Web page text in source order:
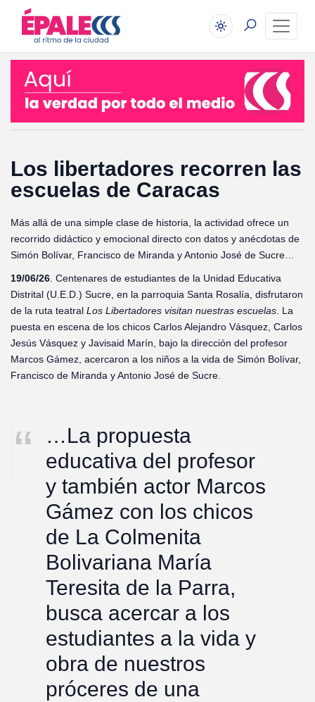
Los libertadores recorren las
escuelas de Caracas
Más allá de una simple clase de historia, la actividad ofrece un
recorrido didáctico y emocional directo con datos y anécdotas de
Simón Bolívar, Francisco de Miranda y Antonio José de Sucre…
19/06/26 . Centenares de estudiantes de la Unidad Educativa
Distrital (U.E.D.) Sucre, en la parroquia Santa Rosalía, disfrutaron
de la ruta teatral Los Libertadores visitan nuestras escuelas . La
puesta en escena de los chicos Carlos Alejandro Vásquez, Carlos
Jesús Vásquez y Javisaid Marín, bajo la dirección del profesor
Marcos Gámez, acercaron a los niños a la vida de Simón Bolívar,
Francisco de Miranda y Antonio José de Sucre.
…La propuesta
educativa del profesor
y también actor Marcos
Gámez con los chicos
de La Colmenita
Bolivariana María
Teresita de la Parra,
busca acercar a los
estudiantes a la vida y
obra de nuestros
próceres de una